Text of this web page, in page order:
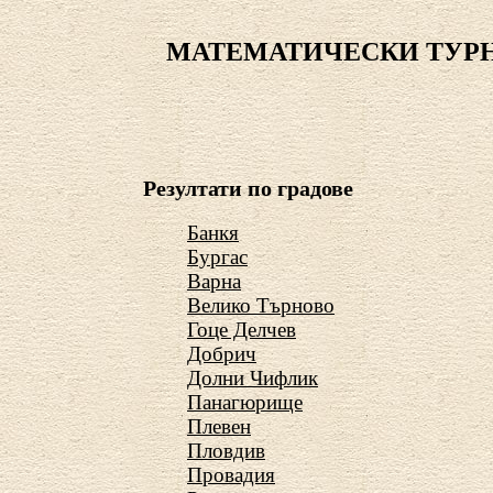
МАТЕМАТИЧЕСКИ
Резултати по градове
Банкя
Бургас
Варна
Велико Търново
Гоце Делчев
Добрич
Долни Чифлик
Панагюрище
Плевен
Пловдив
Провадия